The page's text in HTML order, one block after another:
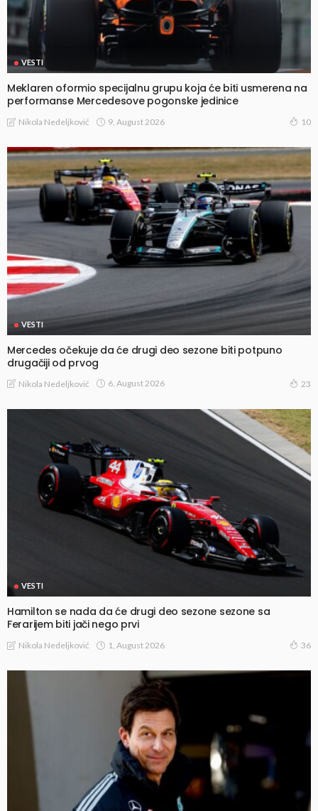
VESTI
Meklaren oformio specijalnu grupu koja će biti usmerena na
performanse Mercedesove pogonske jedinice
Nikola Nedeljković 9, August 2026 10
VESTI
Mercedes očekuje da će drugi deo sezone biti potpuno
drugačiji od prvog
Nikola Nedeljković 6, August 2026 23
VESTI
Hamilton se nada da će drugi deo sezone sezone sa
Ferarijem biti jači nego prvi
Nikola Nedeljković 1, August 2026 36